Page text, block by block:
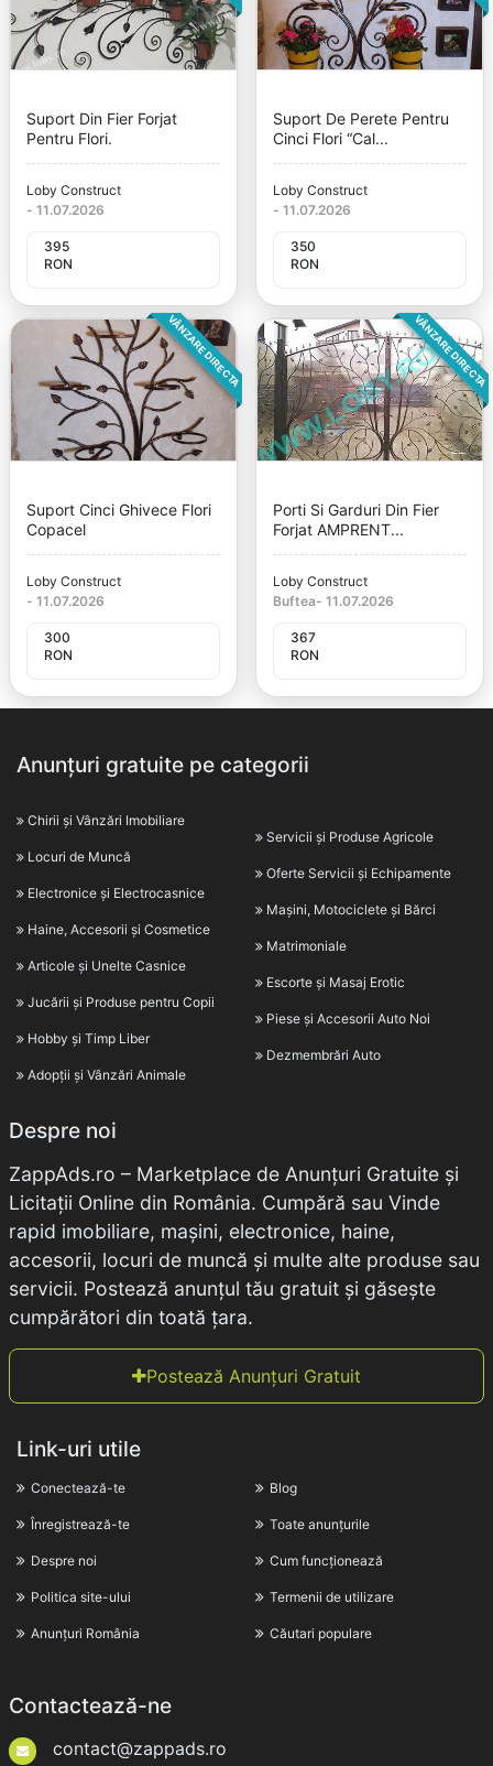
Suport Din Fier Forjat
Pentru Flori.
Loby Construct
- 11.07.2026
395
RON
Suport De Perete Pentru
Cinci Flori “Cal...
Loby Construct
- 11.07.2026
350
RON
VÂNZARE DIRECTA
Suport Cinci Ghivece Flori
Copacel
Loby Construct
- 11.07.2026
300
RON
VÂNZARE DIRECTA
Porti Si Garduri Din Fier
Forjat AMPRENT...
Loby Construct
Buftea- 11.07.2026
367
RON
Anunțuri gratuite pe categorii
Chirii și Vânzări Imobiliare
Locuri de Muncă
Electronice și Electrocasnice
Haine, Accesorii și Cosmetice
Articole și Unelte Casnice
Jucării și Produse pentru Copii
Hobby și Timp Liber
Adopții și Vânzări Animale
Servicii și Produse Agricole
Oferte Servicii și Echipamente
Mașini, Motociclete și Bărci
Matrimoniale
Escorte și Masaj Erotic
Piese și Accesorii Auto Noi
Dezmembrări Auto
Despre noi
ZappAds.ro – Marketplace de Anunțuri Gratuite și
Licitații Online din România. Cumpără sau Vinde
rapid imobiliare, mașini, electronice, haine,
accesorii, locuri de muncă și multe alte produse sau
servicii. Postează anunțul tău gratuit și găsește
cumpărători din toată țara.
Postează Anunțuri Gratuit
Link-uri utile
Conectează-te
Înregistrează-te
Despre noi
Politica site-ului
Anunțuri România
Blog
Toate anunțurile
Cum funcționează
Termenii de utilizare
Căutari populare
Contactează-ne
contact@zappads.ro